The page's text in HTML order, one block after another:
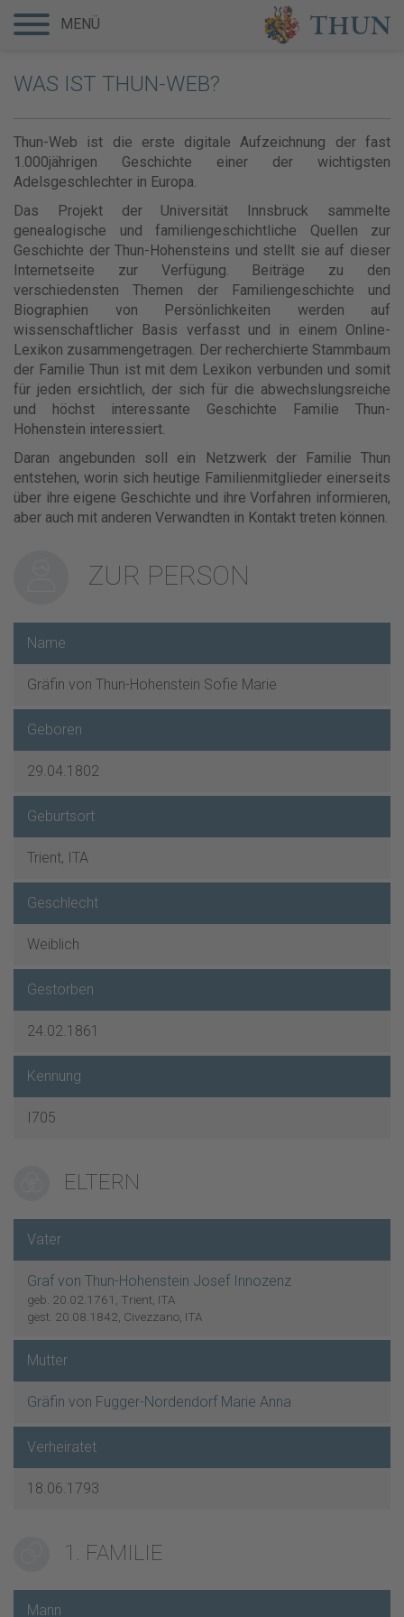
WAS IST THUN-WEB?
Thun-Web ist die erste digitale Aufzeichnung der fast
1.000jährigen Geschichte einer der wichtigsten
Adelsgeschlechter in Europa.
Das Projekt der Universität Innsbruck sammelte
genealogische und familiengeschichtliche Quellen zur
Geschichte der Thun-Hohensteins und stellt sie auf dieser
Internetseite zur Verfügung. Beiträge zu den
verschiedensten Themen der Familiengeschichte und
Biographien von Persönlichkeiten werden auf
wissenschaftlicher Basis verfasst und in einem Online-
Lexikon zusammengetragen. Der recherchierte Stammbaum
der Familie Thun ist mit dem Lexikon verbunden und somit
für jeden ersichtlich, der sich für die abwechslungsreiche
und höchst interessante Geschichte Familie Thun-
Hohenstein interessiert.
Daran angebunden soll ein Netzwerk der Familie Thun
entstehen, worin sich heutige Familienmitglieder einerseits
über ihre eigene Geschichte und ihre Vorfahren informieren,
aber auch mit anderen Verwandten in Kontakt treten können.
ZUR PERSON
Name
Gräfin von Thun-Hohenstein Sofie Marie
Geboren
29.04.1802
Geburtsort
Trient, ITA
Geschlecht
Weiblich
Gestorben
24.02.1861
Kennung
I705
ELTERN
Vater
Graf von Thun-Hohenstein Josef Innozenz
geb. 20.02.1761, Trient, ITA
gest. 20.08.1842, Civezzano, ITA
Mutter
Gräfin von Fugger-Nordendorf Marie Anna
Verheiratet
18.06.1793
1. FAMILIE
Mann
MENÜ